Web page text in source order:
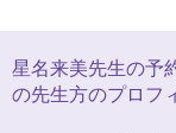
星名来美先生の予
の先生方のプロフ